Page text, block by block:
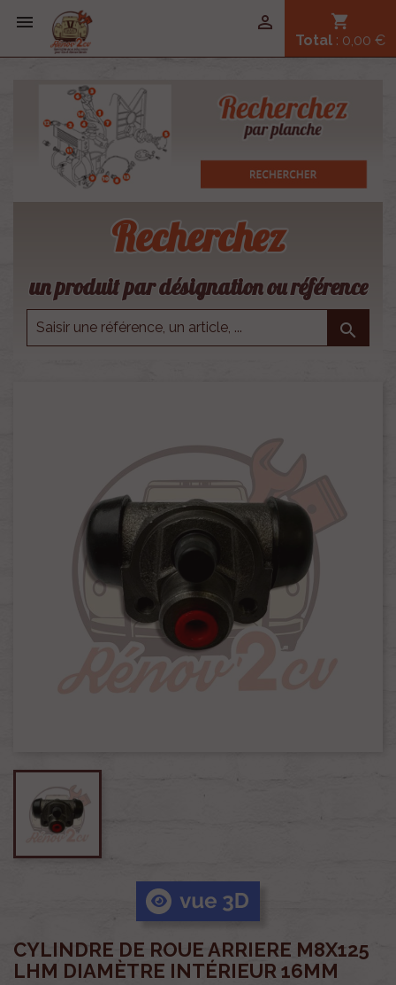
 shopping_cart
Total : 0,00 €

Recherchez
un produit par désignation ou référence

CYLINDRE DE ROUE ARRIERE M8X125
LHM DIAMÈTRE INTÉRIEUR 16MM